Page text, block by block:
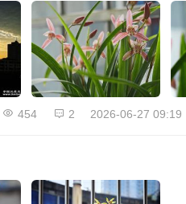
454 2 2026-06-27 09:19